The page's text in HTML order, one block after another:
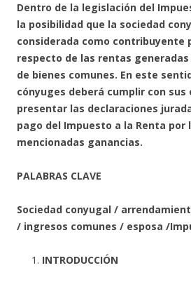
Dentro de la legislación del
la posibilidad que la sociedad
considerada como contribuyente
respecto de las rentas
de bienes comunes. En este
cónyuges deberá cumplir con sus
presentar las declaraciones
pago del Impuesto a la Renta por
mencionadas ganancias.
PALABRAS CLAVE
Sociedad conyugal /
/ ingresos comunes / esposa /
INTRODUCCIÓN